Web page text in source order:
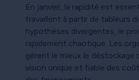
En janvier, la rapidité est
travaillent à partir de tableurs
hypothèses divergentes, le
rapidement chaotique. Les
gèrent le mieux le déstockage
vision unique et fiable des